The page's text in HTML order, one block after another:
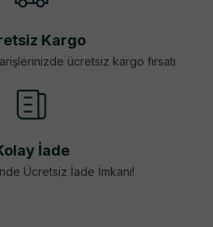
Kargo
ücretsiz kargo fırsatı
İade
Ücretsiz İade İmkanı!